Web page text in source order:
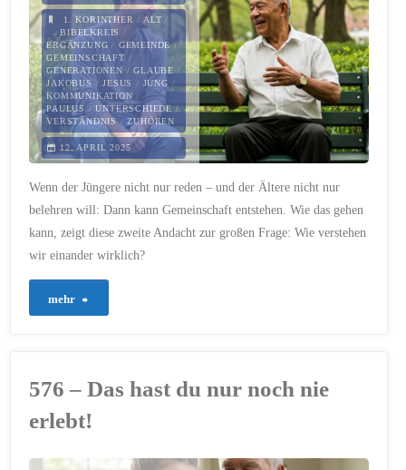
wir
von
den
„Wochenendrebellen“
lernen
1. KORINTHER / ALT /
BIBELKREIS /
ERGÄNZUNG / GEMEINDE/
GEMEINSCHAFT /
GENERATIONEN /GLAUBE /
JAKOBUS /JESUS / JUNG /
KOMMUNIKATION /
PAULUS /UNTERSCHIEDE/
VERSTÄNDNIS/ZUHÖREN
12. APRIL 2025
Wenn der Jüngere nicht nur reden – und der Ältere nicht nur
belehren will: Dann kann Gemeinschaft entstehen. Wie das gehen
kann, zeigt diese zweite Andacht zur großen Frage: Wie verstehen
wir einander wirklich?
mehr
576 – Das hast du nur noch nie
erlebt!